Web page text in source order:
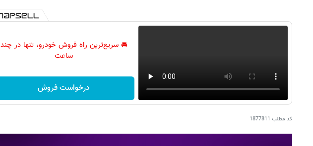
🚘 سریع‌ترین راه فروش خودرو، تنها در چند
ساعت
درخواست فروش
کد مطلب 1877811